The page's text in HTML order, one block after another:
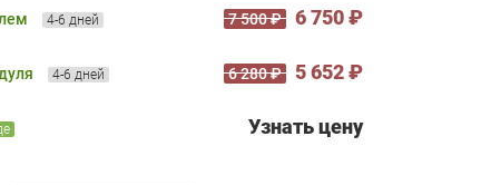
4-6 дней 7 500 ₽ 6 750 ₽
4-6 дней 6 280 ₽ 5 652 ₽
Узнать цену